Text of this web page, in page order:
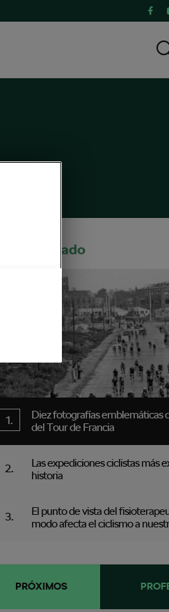
Recomendado
Diez fotografías emblemáticas
del Tour de Francia
Las expediciones ciclistas más
historia
El punto de vista del
modo afecta el ciclismo a
PRÓXIMOS